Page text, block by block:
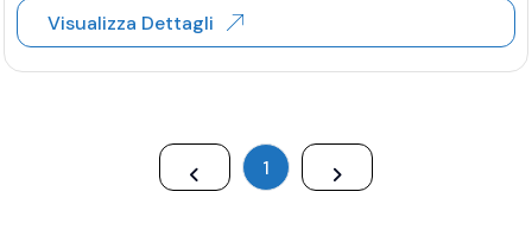
Visualizza Dettagli
1